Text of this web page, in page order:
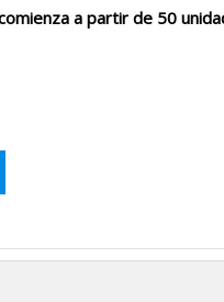
a partir de 50